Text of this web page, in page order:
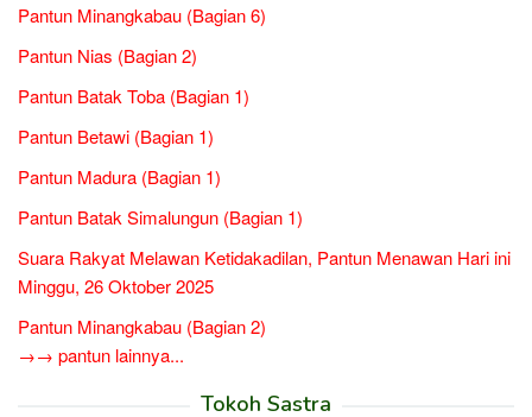
Pantun Minangkabau (Bagian 6)
Pantun Nias (Bagian 2)
Pantun Batak Toba (Bagian 1)
Pantun Betawi (Bagian 1)
Pantun Madura (Bagian 1)
Pantun Batak Simalungun (Bagian 1)
Suara Rakyat Melawan Ketidakadilan, Pantun Menawan Hari ini
Minggu, 26 Oktober 2025
Pantun Minangkabau (Bagian 2)
→→ pantun lainnya...
Tokoh Sastra